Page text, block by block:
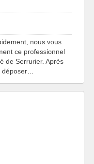
nous vous
ce professionnel
de Serrurier. Après
déposer…